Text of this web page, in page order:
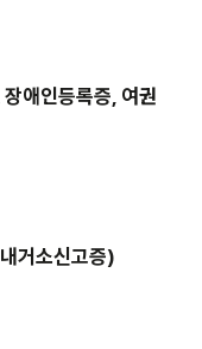
애인등록증, 여권
거소신고증)